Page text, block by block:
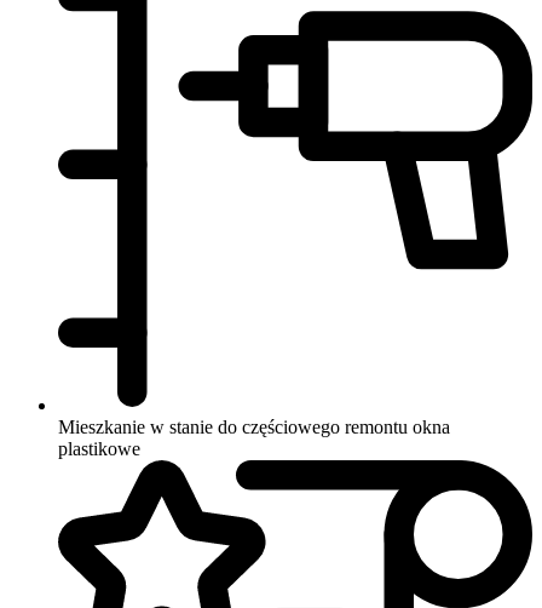
Mieszkanie w stanie do częściowego remontu okna
plastikowe